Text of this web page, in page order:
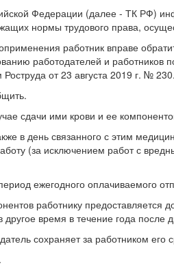
Федерации (далее - ТК РФ)
нормы трудового права,
работник вправе
работодателей и
от 23 августа 2019 г. № 230.
сдачи ими крови и ее
в день связанного с этим
(за исключением работ с
ежегодного оплачиваемого
работнику
время в течение года после
сохраняет за работником